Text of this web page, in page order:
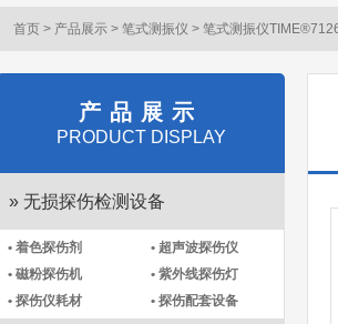
首页 > 产品展示 > 笔式测振仪​ > 笔式测振仪
产品展示
PRODUCT DISPLAY
» 无损探伤检测设备
• 着色探伤剂
• 超声波探伤仪
• 磁粉探伤机
• 紫外线探伤灯
• 探伤仪耗材
• 探伤配套设备